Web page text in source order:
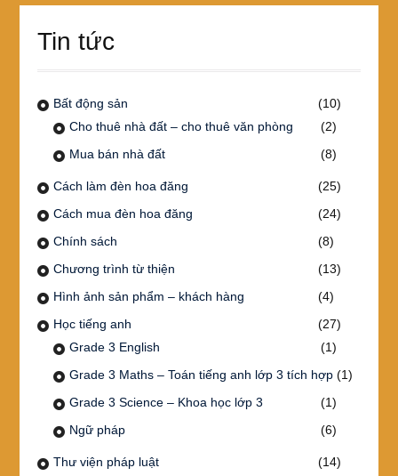
Tin tức
Bất động sản
(10)
Cho thuê nhà đất – cho thuê văn phòng
(2)
Mua bán nhà đất
(8)
Cách làm đèn hoa đăng
(25)
Cách mua đèn hoa đăng
(24)
Chính sách
(8)
Chương trình từ thiện
(13)
Hình ảnh sản phẩm – khách hàng
(4)
Học tiếng anh
(27)
Grade 3 English
(1)
Grade 3 Maths – Toán tiếng anh lớp 3 tích hợp(1)
Grade 3 Science – Khoa học lớp 3
(1)
Ngữ pháp
(6)
Thư viện pháp luật
(14)